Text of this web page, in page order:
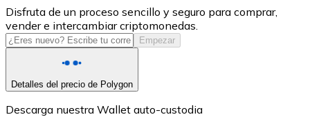
USD Coin
USDC
Disfruta de un proceso sencillo y seguro para comprar,
vender e intercambiar criptomonedas.
Empezar
Detalles del precio de Polygon
Descarga nuestra Wallet auto-custodia